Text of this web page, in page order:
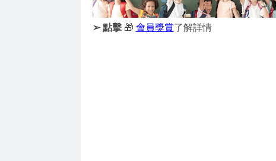
➢ 點擊 🎁 會員獎賞了解詳情